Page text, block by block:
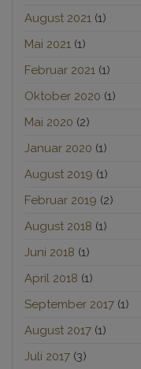
August 2021 (1)
Mai 2021 (1)
Februar 2021 (1)
Oktober 2020 (1)
Mai 2020 (2)
Januar 2020 (1)
August 2019 (1)
Februar 2019 (2)
August 2018 (1)
Juni 2018 (1)
April 2018 (1)
September 2017 (1)
August 2017 (1)
Juli 2017 (3)